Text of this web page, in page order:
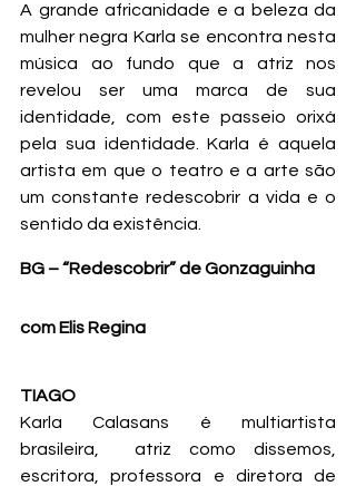
A grande africanidade e a beleza da
mulher negra Karla se encontra nesta
música ao fundo que a atriz nos
revelou ser uma marca de sua
identidade, com este passeio orixá
pela sua identidade. Karla é aquela
artista em que o teatro e a arte são
um constante redescobrir a vida e o
sentido da existência.
BG – “Redescobrir” de Gonzaguinha
com Elis Regina
TIAGO
Karla Calasans é multiartista
brasileira,  atriz como dissemos,
escritora, professora e diretora de